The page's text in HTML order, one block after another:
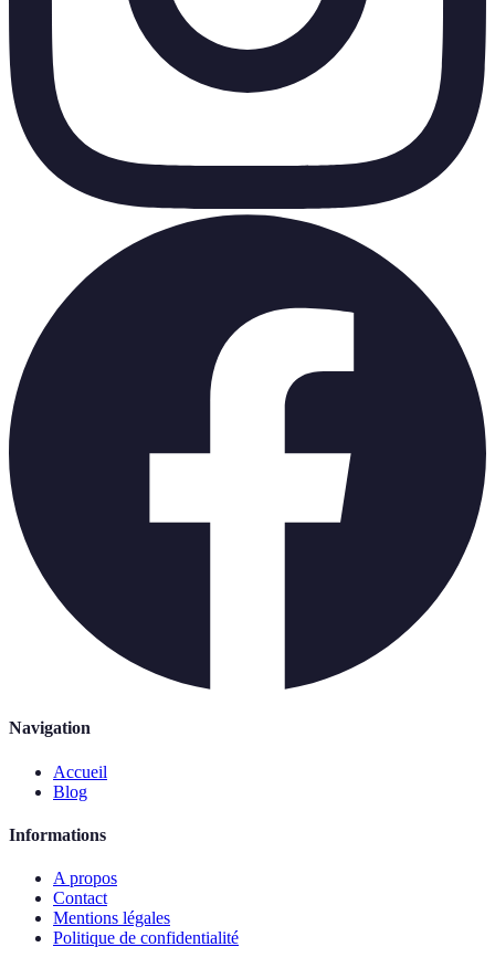
Navigation
Accueil
Blog
Informations
A propos
Contact
Mentions légales
Politique de confidentialité